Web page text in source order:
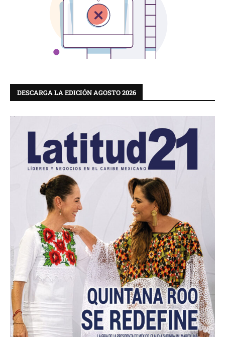
DESCARGA LA EDICIÓN AGOSTO 2026